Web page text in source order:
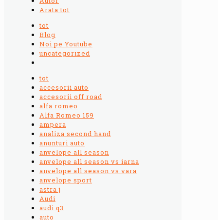
Arata tot
tot
Blog
Noi pe Youtube
uncategorized
tot
accesorii auto
accesorii off road
alfa romeo
Alfa Romeo 159
ampera
analiza second hand
anunturi auto
anvelope all season
anvelope all season vs iarna
anvelope all season vs vara
anvelope sport
astra j
Audi
audi q3
auto